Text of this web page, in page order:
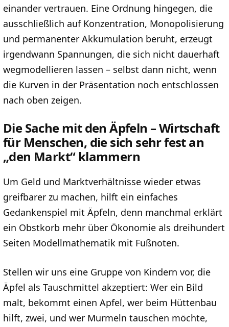
einander vertrauen. Eine Ordnung hingegen, die
ausschließlich auf Konzentration, Monopolisierung
und permanenter Akkumulation beruht, erzeugt
irgendwann Spannungen, die sich nicht dauerhaft
wegmodellieren lassen – selbst dann nicht, wenn
die Kurven in der Präsentation noch entschlossen
nach oben zeigen.
Die Sache mit den Äpfeln – Wirtschaft
für Menschen, die sich sehr fest an
„den Markt“ klammern
Um Geld und Marktverhältnisse wieder etwas
greifbarer zu machen, hilft ein einfaches
Gedankenspiel mit Äpfeln, denn manchmal erklärt
ein Obstkorb mehr über Ökonomie als dreihundert
Seiten Modellmathematik mit Fußnoten.
Stellen wir uns eine Gruppe von Kindern vor, die
Äpfel als Tauschmittel akzeptiert: Wer ein Bild
malt, bekommt einen Apfel, wer beim Hüttenbau
hilft, zwei, und wer Murmeln tauschen möchte,